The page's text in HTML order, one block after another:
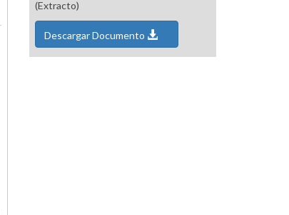
(Extracto)
Descargar Documento